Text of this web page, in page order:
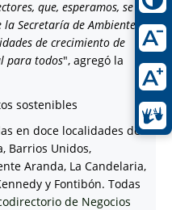
que, esperamos, se
Secretaría de Ambiente y
de crecimiento de
para todos", agregó la
en doce localidades de la
Barrios Unidos,
Aranda, La Candelaria,
y Fontibón. Todas
de Negocios